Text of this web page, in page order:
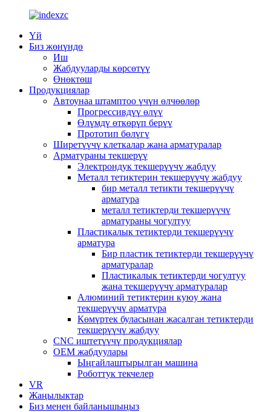
Үй
Биз жөнүндө
Иш
Жабдууларды көрсөтүү
Өнөктөш
Продукциялар
Автоунаа штамптоо үчүн өлчөөлөр
Прогрессивдүү өлүү
Өлүмдү өткөрүп берүү
Прототип бөлүгү
Ширетүүчү клеткалар жана арматуралар
Арматураны текшерүү
Электрондук текшерүүчү жабдуу
Металл тетиктерин текшерүүчү жабдуу
бир металл тетикти текшерүүчү
арматура
металл тетиктерди текшерүүчү
арматураны чогултуу
Пластикалык тетиктерди текшерүүчү
арматура
Бир пластик тетиктерди текшерүүчү
арматуралар
Пластикалык тетиктерди чогултуу
жана текшерүүчү арматуралар
Алюминий тетиктерин куюу жана
текшерүүчү арматура
Көмүртек буласынан жасалган тетиктерди
текшерүүчү жабдуу
CNC иштетүүчү продукциялар
OEM жабдуулары
Ыңгайлаштырылган машина
Роботтук текчелер
VR
Жаңылыктар
Биз менен байланышыңыз